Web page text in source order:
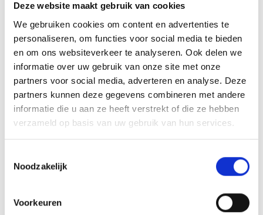
Deze website maakt gebruik van cookies
We gebruiken cookies om content en advertenties te
personaliseren, om functies voor social media te bieden
en om ons websiteverkeer te analyseren. Ook delen we
informatie over uw gebruik van onze site met onze
partners voor social media, adverteren en analyse. Deze
partners kunnen deze gegevens combineren met andere
informatie die u aan ze heeft verstrekt of die ze hebben
verzameld op basis van uw gebruik van hun services.
Noodzakelijk
Voorkeuren
De oorkonde‘Peter van Zoggel aanmoedigingsprijs seizoen
’23 – ’24’werd, onder toezicht van de zus van Peter, uitgereikt aan
de 21-jarige Mike van den Broek. Hij is o.a. trainer van een JO13
team, voetbalt bij senioren 12 en fluit ook als scheidsrechter.
bijvoorbeeld met het Noordkade Uitjes zaalvoetbaltoernooi, wat in
ook eensgezind in het besluit dat deze oorkonde toe moest